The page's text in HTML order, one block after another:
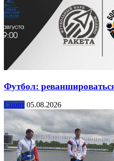
Футбол:
Спорт 05.08.2026